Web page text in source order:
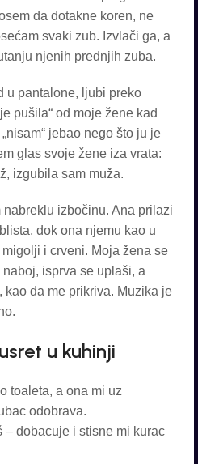
da dotakne koren, ne
svaki zub. Izvlači ga, a
njenih prednjih zuba.
u pantalone, ljubi preko
pušila“ od moje žene kad
jebao nego što ju je
glas svoje žene iza vrata:
izgubila sam muža.
nabreklu izbočinu. Ana prilazi
dok ona njemu kao u
i crveni. Moja žena se
isprva se uplaši, a
da me prikriva. Muzika je
u kuhinji
toaleta, a ona mi uz
odobrava.
– dobacuje i stisne mi kurac